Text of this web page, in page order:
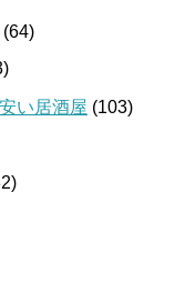
(64)
い居酒屋 (103)